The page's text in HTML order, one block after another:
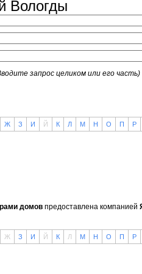
Вологды
запрос целиком или его часть)
Ж З И Й К Л М Н О П Р
домов предоставлена компанией
Ж З И Й К Л М Н О П Р